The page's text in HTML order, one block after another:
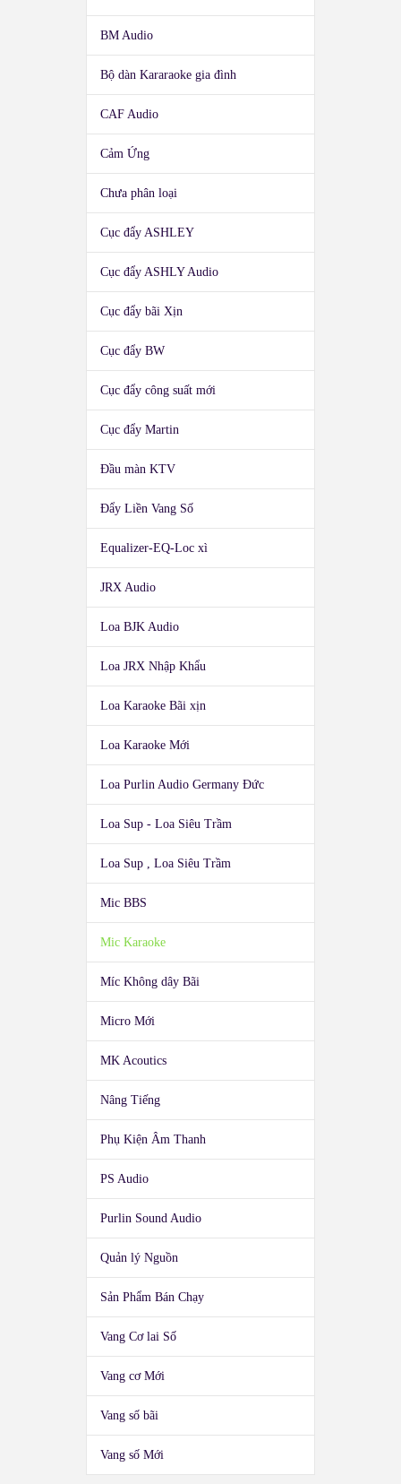
BM Audio
Bộ dàn Kararaoke gia đình
CAF Audio
Cảm Ứng
Chưa phân loại
Cục đẩy ASHLEY
Cục đẩy ASHLY Audio
Cục đẩy bãi Xịn
Cục đẩy BW
Cục đẩy công suất mới
Cục đẩy Martin
Đầu màn KTV
Đẩy Liền Vang Số
Equalizer-EQ-Loc xì
JRX Audio
Loa BJK Audio
Loa JRX Nhập Khẩu
Loa Karaoke Bãi xịn
Loa Karaoke Mới
Loa Purlin Audio Germany Đức
Loa Sup - Loa Siêu Trầm
Loa Sup , Loa Siêu Trầm
Mic BBS
Mic Karaoke
Míc Không dây Bãi
Micro Mới
MK Acoutics
Nâng Tiếng
Phụ Kiện Âm Thanh
PS Audio
Purlin Sound Audio
Quản lý Nguồn
Sản Phẩm Bán Chạy
Vang Cơ lai Số
Vang cơ Mới
Vang số bãi
Vang số Mới